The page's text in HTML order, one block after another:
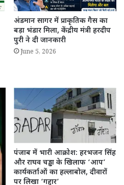
अंडमान सागर में प्राकृतिक गैस का
बड़ा भंडार मिला, केंद्रीय मंत्री हरदीप
पुरी ने दी जानकारी
June 5, 2026
पंजाब में भारी आक्रोश: हरभजन सिंह
और राघव चड्ढा के खिलाफ ‘आप’
कार्यकर्ताओं का हल्लाबोल, दीवारों
पर लिखा ‘गद्दार’